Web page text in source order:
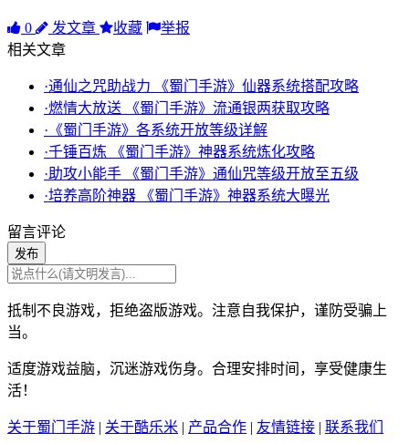
0 发文章 收藏
举报
相关文章
·通仙之咒助战力 《蜀门手游》仙器系统搭配攻略
·燃情大放送 《蜀门手游》流通银两获取攻略
·《蜀门手游》各系统开放等级详解
·千锤百炼 《蜀门手游》神器系统炼化攻略
·助攻小能手 《蜀门手游》通仙咒等级开放至五级
·培养高阶神器 《蜀门手游》神器系统大曝光
留言评论
发布
抵制不良游戏，拒绝盗版游戏。注意自我保护，谨防受骗上
当。
适度游戏益脑，沉迷游戏伤身。合理安排时间，享受健康生
活！
关于蜀门手游 | 关于酷乐米 | 产品合作 | 友情链接 | 联系我们